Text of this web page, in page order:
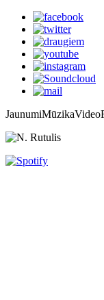
JaunumiMūzikaVideo